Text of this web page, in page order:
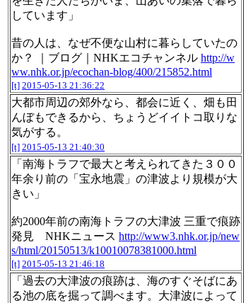
しています」
昔の人は、なぜ不便な山村に暮らしていたの
か？ ｜ブログ｜NHKエコチャンネル http://w
ww.nhk.or.jp/ecochan-blog/400/215852.html
[t] 2015-05-13 21:36:22
大都市周辺の郊外なら、都会に近く、畑も田
んぼもできるから、ちょうどイイトコ取りな
気がする。
[t] 2015-05-13 21:40:30
「南海トラフで最大と考えられてきた３００
年余り前の「宝永地震」の津波より規模が大
きい」
約2000年前の南海トラフの大津波 三重で痕跡
発見 NHKニュース http://www3.nhk.or.jp/new
s/html/20150513/k10010078381000.html
[t] 2015-05-13 21:46:18
「過去の大津波の痕跡は、海のすぐそばにあ
る池の底を掘って調べます。大津波によって